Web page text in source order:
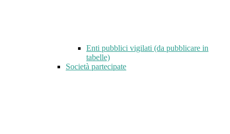
Enti pubblici vigilati (da pubblicare in
tabelle)
Società partecipate